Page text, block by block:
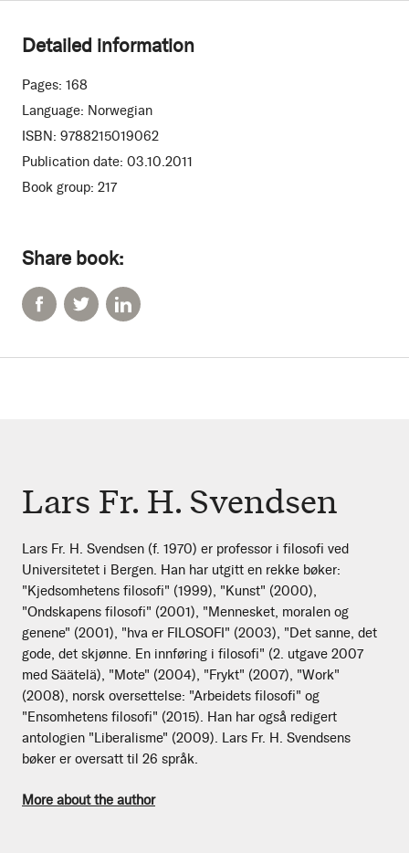
Share book:
Detailed information
Pages: 168
Language: Norwegian
ISBN: 9788215019062
Publication date: 03.10.2011
Book group: 217
Lars Fr. H. Svendsen
Lars Fr. H. Svendsen (f. 1970) er professor i filosofi ved
Universitetet i Bergen. Han har utgitt en rekke bøker:
"Kjedsomhetens filosofi" (1999), "Kunst" (2000),
"Ondskapens filosofi" (2001), "Mennesket, moralen og
genene" (2001), "hva er FILOSOFI" (2003), "Det sanne, det
gode, det skjønne. En innføring i filosofi" (2. utgave 2007
med Säätelä), "Mote" (2004), "Frykt" (2007), "Work"
(2008), norsk oversettelse: "Arbeidets filosofi" og
"Ensomhetens filosofi" (2015). Han har også redigert
antologien "Liberalisme" (2009). Lars Fr. H. Svendsens
bøker er oversatt til 26 språk.
More about the author